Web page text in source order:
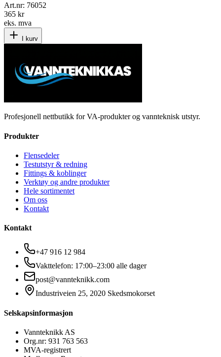
Art.nr: 76052
365 kr
eks. mva
I kurv
Profesjonell nettbutikk for VA-produkter og vannteknisk utstyr.
Produkter
Flensedeler
Testutstyr & redning
Fittings & koblinger
Verktøy og andre produkter
Hele sortimentet
Om oss
Kontakt
Kontakt
+47 916 12 984
Vakttelefon: 17:00–23:00 alle dager
post@vannteknikk.com
Industriveien 25, 2020 Skedsmokorset
Selskapsinformasjon
Vannteknikk AS
Org.nr: 931 763 563
MVA-registrert